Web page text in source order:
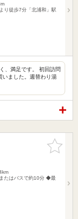
徒歩7分「北浦和」駅
、満足です。 初回訪問
いました。週替わり湯
お気に入
りに追加
たはバスで約10分 ◆最